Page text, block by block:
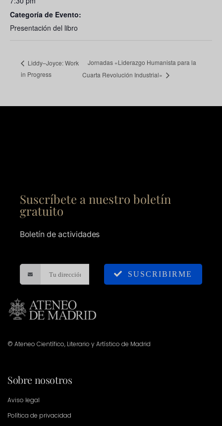
Categoría de Evento:
Presentación del libro
Liddy–Joyce: Work
in Progress
Jornadas «Liderazgo Humanista para la
Cuarta Revolución Industrial»
Suscríbete a nuestro boletín
gratuito
Boletín de actividades
SUSCRIBIRME
© Ateneo Científico, Literario y Artístico de Madrid
Sobre nosotros
Aviso legal
Política de privacidad